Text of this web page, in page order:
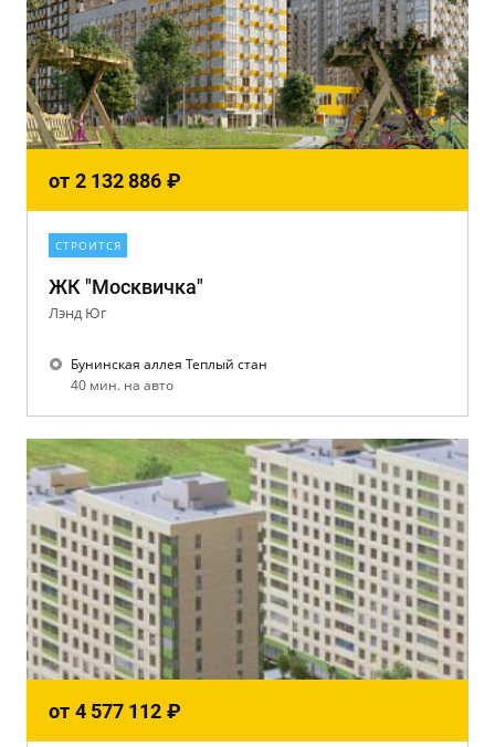
от 2 132 886 ₽
СТРОИТСЯ
ЖК "Москвичка"
Лэнд Юг
Бунинская аллея Теплый стан
40 мин. на авто
от 4 577 112 ₽